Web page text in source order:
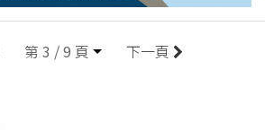
第 3 / 9 頁 下一頁